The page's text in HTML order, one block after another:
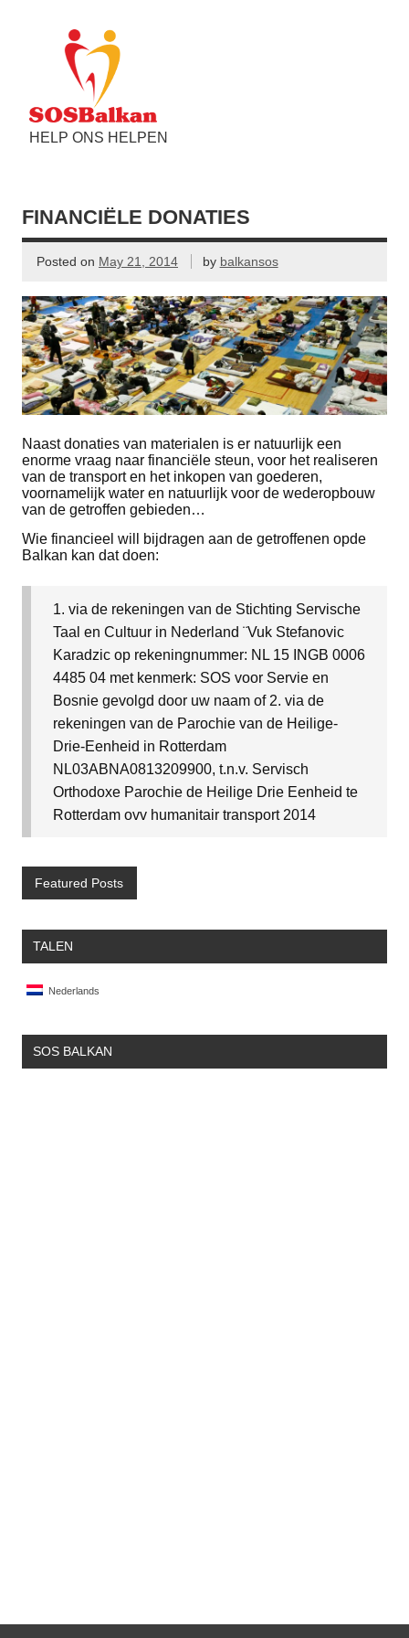
HELP ONS HELPEN
FINANCIËLE DONATIES
Posted on May 21, 2014 by balkansos
Naast donaties van materialen is er natuurlijk een
enorme vraag naar financiële steun, voor het realiseren
van de transport en het inkopen van goederen,
voornamelijk water en natuurlijk voor de wederopbouw
van de getroffen gebieden…
Wie financieel will bijdragen aan de getroffenen opde
Balkan kan dat doen:
1. via de rekeningen van de Stichting Servische
Taal en Cultuur in Nederland ¨Vuk Stefanovic
Karadzic op rekeningnummer: NL 15 INGB 0006
4485 04 met kenmerk: SOS voor Servie en
Bosnie gevolgd door uw naam of 2. via de
rekeningen van de Parochie van de Heilige-
Drie-Eenheid in Rotterdam
NL03ABNA0813209900, t.n.v. Servisch
Orthodoxe Parochie de Heilige Drie Eenheid te
Rotterdam ovv humanitair transport 2014
Featured Posts
TALEN
Nederlands
SOS BALKAN